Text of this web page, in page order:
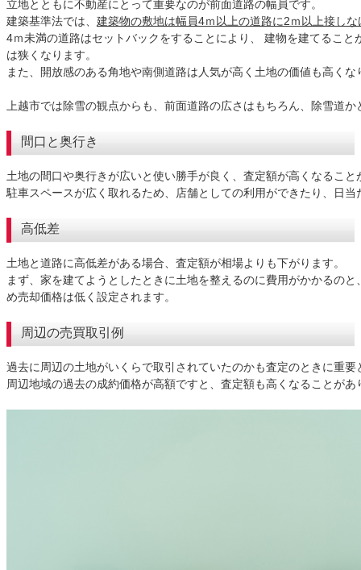
立地とともに不動産にとって重要なのが前面道路の幅員です。
建築基準法では、 建築物の敷地は幅員4ｍ以上の道路に2ｍ以上接し
4ｍ未満の道路はセットバックをすることにより、 建物を建てるこ
は狭くなります。
また、開放感のある角地や南側道路は人気が高く土地の価値も高くな
上越市では除雪の観点からも、前面道路の広さはもちろん、除雪道
間口と奥行き
土地の間口や奥行きが広いと使い勝手が良く、査定額が高くなること
駐車スペースが広く取れるため、店舗としての利用ができたり、日
高低差
土地と道路に高低差がある場合、査定額が相場よりも下がります。
まず、家を建てようとしたときに土地を整えるのに費用がかかるの
め売却価格は低く設定されます。
周辺の売買取引例
過去に周辺の土地がいくらで取引されていたのかも査定のときに重要
周辺地域の過去の成約価格が高額ですと、査定額も高くなることがあ